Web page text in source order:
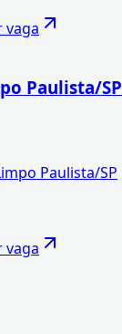
vaga
Paulista/SP
Paulista/SP
vaga